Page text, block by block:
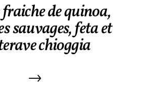
de quinoa,
sauvages, feta et
chioggia
→